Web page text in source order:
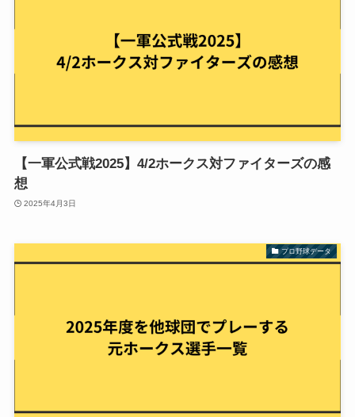
【一軍公式戦2025】4/2ホークス対ファイターズの感
想
2025年4月3日
プロ野球データ